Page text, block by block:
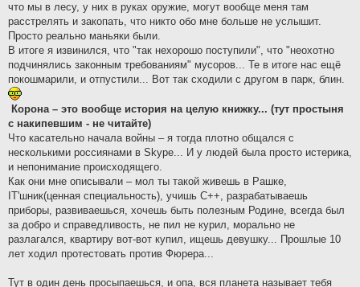
что мы в лесу, у них в руках оружие, могут вообще меня там
расстрелять и закопать, что никто обо мне больше не услышит.
Просто реально маньяки были.
В итоге я извинился, что "так нехорошо поступили", что "неохотно
подчинялись законным требованиям" мусоров... Те в итоге нас ещё
покошмарили, и отпустили... Вот так сходили с другом в парк, блин.
Корона – это вообще история на целую книжку... (тут простыня
с накипевшим - не читайте)
Что касательно начала войны – я тогда плотно общался с
несколькими россиянами в Skype... И у людей была просто истерика,
и непонимание происходящего.
Как они мне описывали – мол ты такой живешь в Рашке,
IT'шник(ценная специальность), учишь C++, разрабатываешь
приборы, развиваешься, хочешь быть полезным Родине, всегда был
за добро и справедливость, не пил не курил, морально не
разлагался, квартиру вот-вот купил, ищешь девушку... Прошлые 10
лет ходил протестовать против Фюрера...
Тут в один день просыпаешься, и опа, вся планета называет тебя